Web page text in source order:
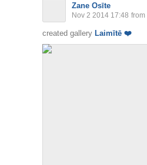
Zane Osīte
Nov 2 2014 17:48 from
created gallery Laimītē ❤️